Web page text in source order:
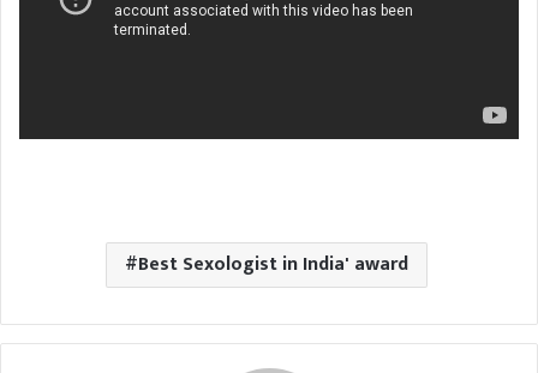
Best Sexologist in India' award